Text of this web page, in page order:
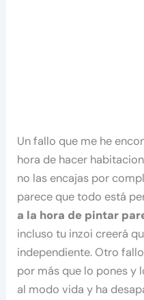
Un fallo que me he
hora de hacer
no las encajas por
parece que todo está
a la hora de pintar
incluso tu inzoi creerá
independiente. Otro
por más que lo pones y
al modo vida y ha